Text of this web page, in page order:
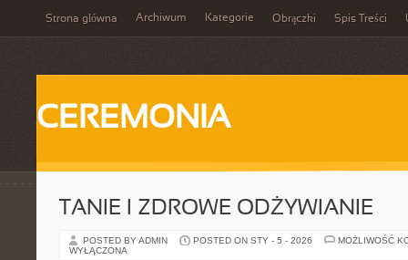
Strona główna Archiwum Kategorie Obrączki Spis Treści
CEREMONIA
TANIE I ZDROWE ODŻYWIANIE
POSTED BY ADMIN POSTED ON STY - 5 - 2026
MOŻLIWOŚĆ
WYŁĄCZONA